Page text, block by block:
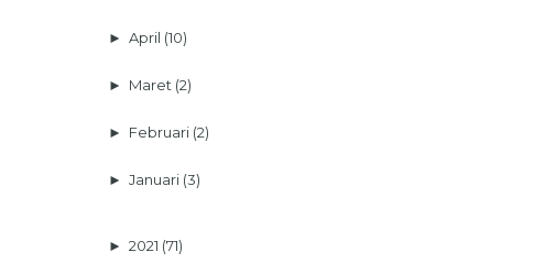
► April (10)
► Maret (2)
► Februari (2)
► Januari (3)
► 2021 (71)